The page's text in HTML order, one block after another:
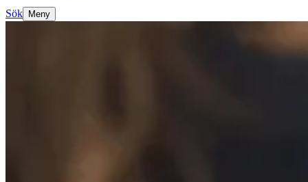
Sök Meny